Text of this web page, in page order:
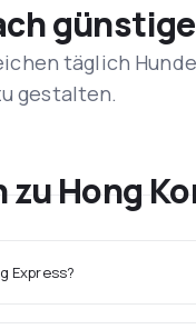
täglich
gestalten.
Hong
Express?